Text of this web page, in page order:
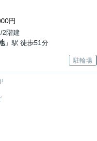
円
2階建
」駅 徒歩51分
駐輪場